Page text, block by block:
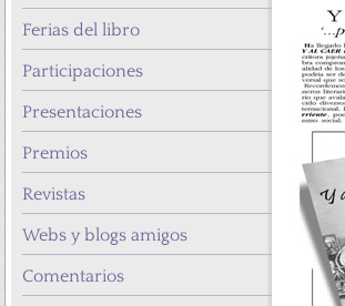
Ferias del libro
Participaciones
Presentaciones
Premios
Revistas
Webs y blogs amigos
Comentarios